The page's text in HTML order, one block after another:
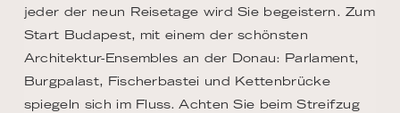
jeder der neun Reisetage wird Sie begeistern. Zum
Start Budapest, mit einem der schönsten
Architektur-Ensembles an der Donau: Parlament,
Burgpalast, Fischerbastei und Kettenbrücke
spiegeln sich im Fluss. Achten Sie beim Streifzug